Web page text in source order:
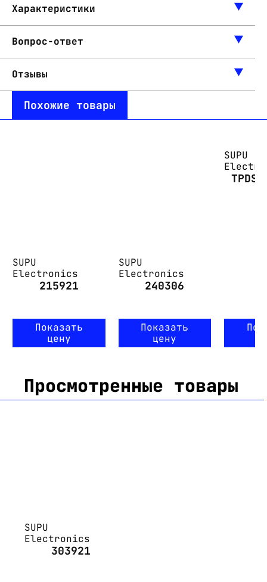
Характеристики
Вопрос-ответ
Отзывы
Похожие товары
SUPU
Electronics
215921
Показать
цену
SUPU
Electronics
240306
Показать
цену
SUPU
Просмотренные товары
SUPU
Electronics
303921